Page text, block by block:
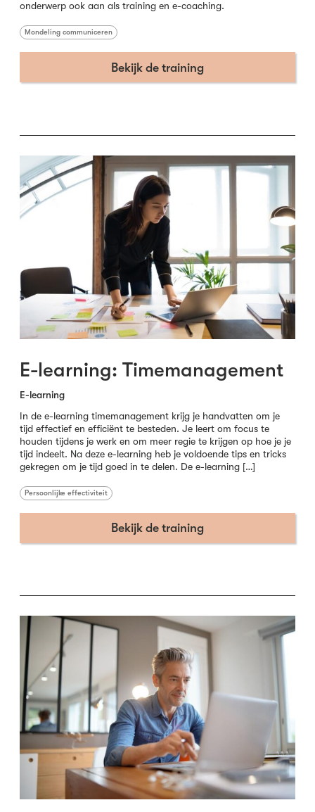
onderwerp ook aan als training en e-coaching.
Mondeling communiceren
Bekijk de training
E-learning: Timemanagement
E-learning
In de e-learning timemanagement krijg je handvatten om je
tijd effectief en efficiënt te besteden. Je leert om focus te
houden tijdens je werk en om meer regie te krijgen op hoe je je
tijd indeelt. Na deze e-learning heb je voldoende tips en tricks
gekregen om je tijd goed in te delen. De e-learning […]
Persoonlijke effectiviteit
Bekijk de training